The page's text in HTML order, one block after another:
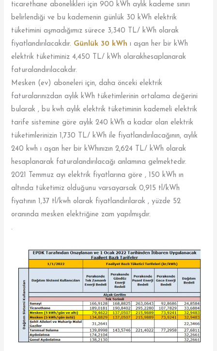
ticarethane abonelikleri için 900 kWh aylık kademe sınırı
belirlendiği ve bu kademenin günlük 30 kWh elektrik
tüketimini aşmadığımız sürece 3,340 TL/ kWh olarak
fiyatlandırılacakdır. Günlük 30 kWh ı aşan her bir kWh
elektrik tüketiminiz 4,450 TL/ kWh olarakhesaplanarak
faturalandırılacakdır.
Mesken (ev) aboneleri için, daha önceki elektrik
faturalarınızdan aylık kWh tüketimlerinin ortalama değerini
bularak , bu kwh aylık elektrik tüketiminin kademeli elektrik
tarife sistemine göre aylık 240 kWh a kadar olan elektrik
tüketimlerinizin 1,730 TL/ kWh ile fiyatlandırılacağının, aylık
240 kwh ı aşan her bir kWhınızın 2,624 TL/ kWh olarak
hesaplanarak faturalandırılacağı anlamına gelmektedir.
2021 Temmuz ayı elektrik fiyatlarına göre , 150 kWh ın
altında tüketimiz olduğunu varsayarsak 0,915 tl/kWh
fiyatının 1,37 tl/kwh olarak fiyatlandırılarak , yüzde 52
oranında mesken elektriğine zam yapılmışdır.
.